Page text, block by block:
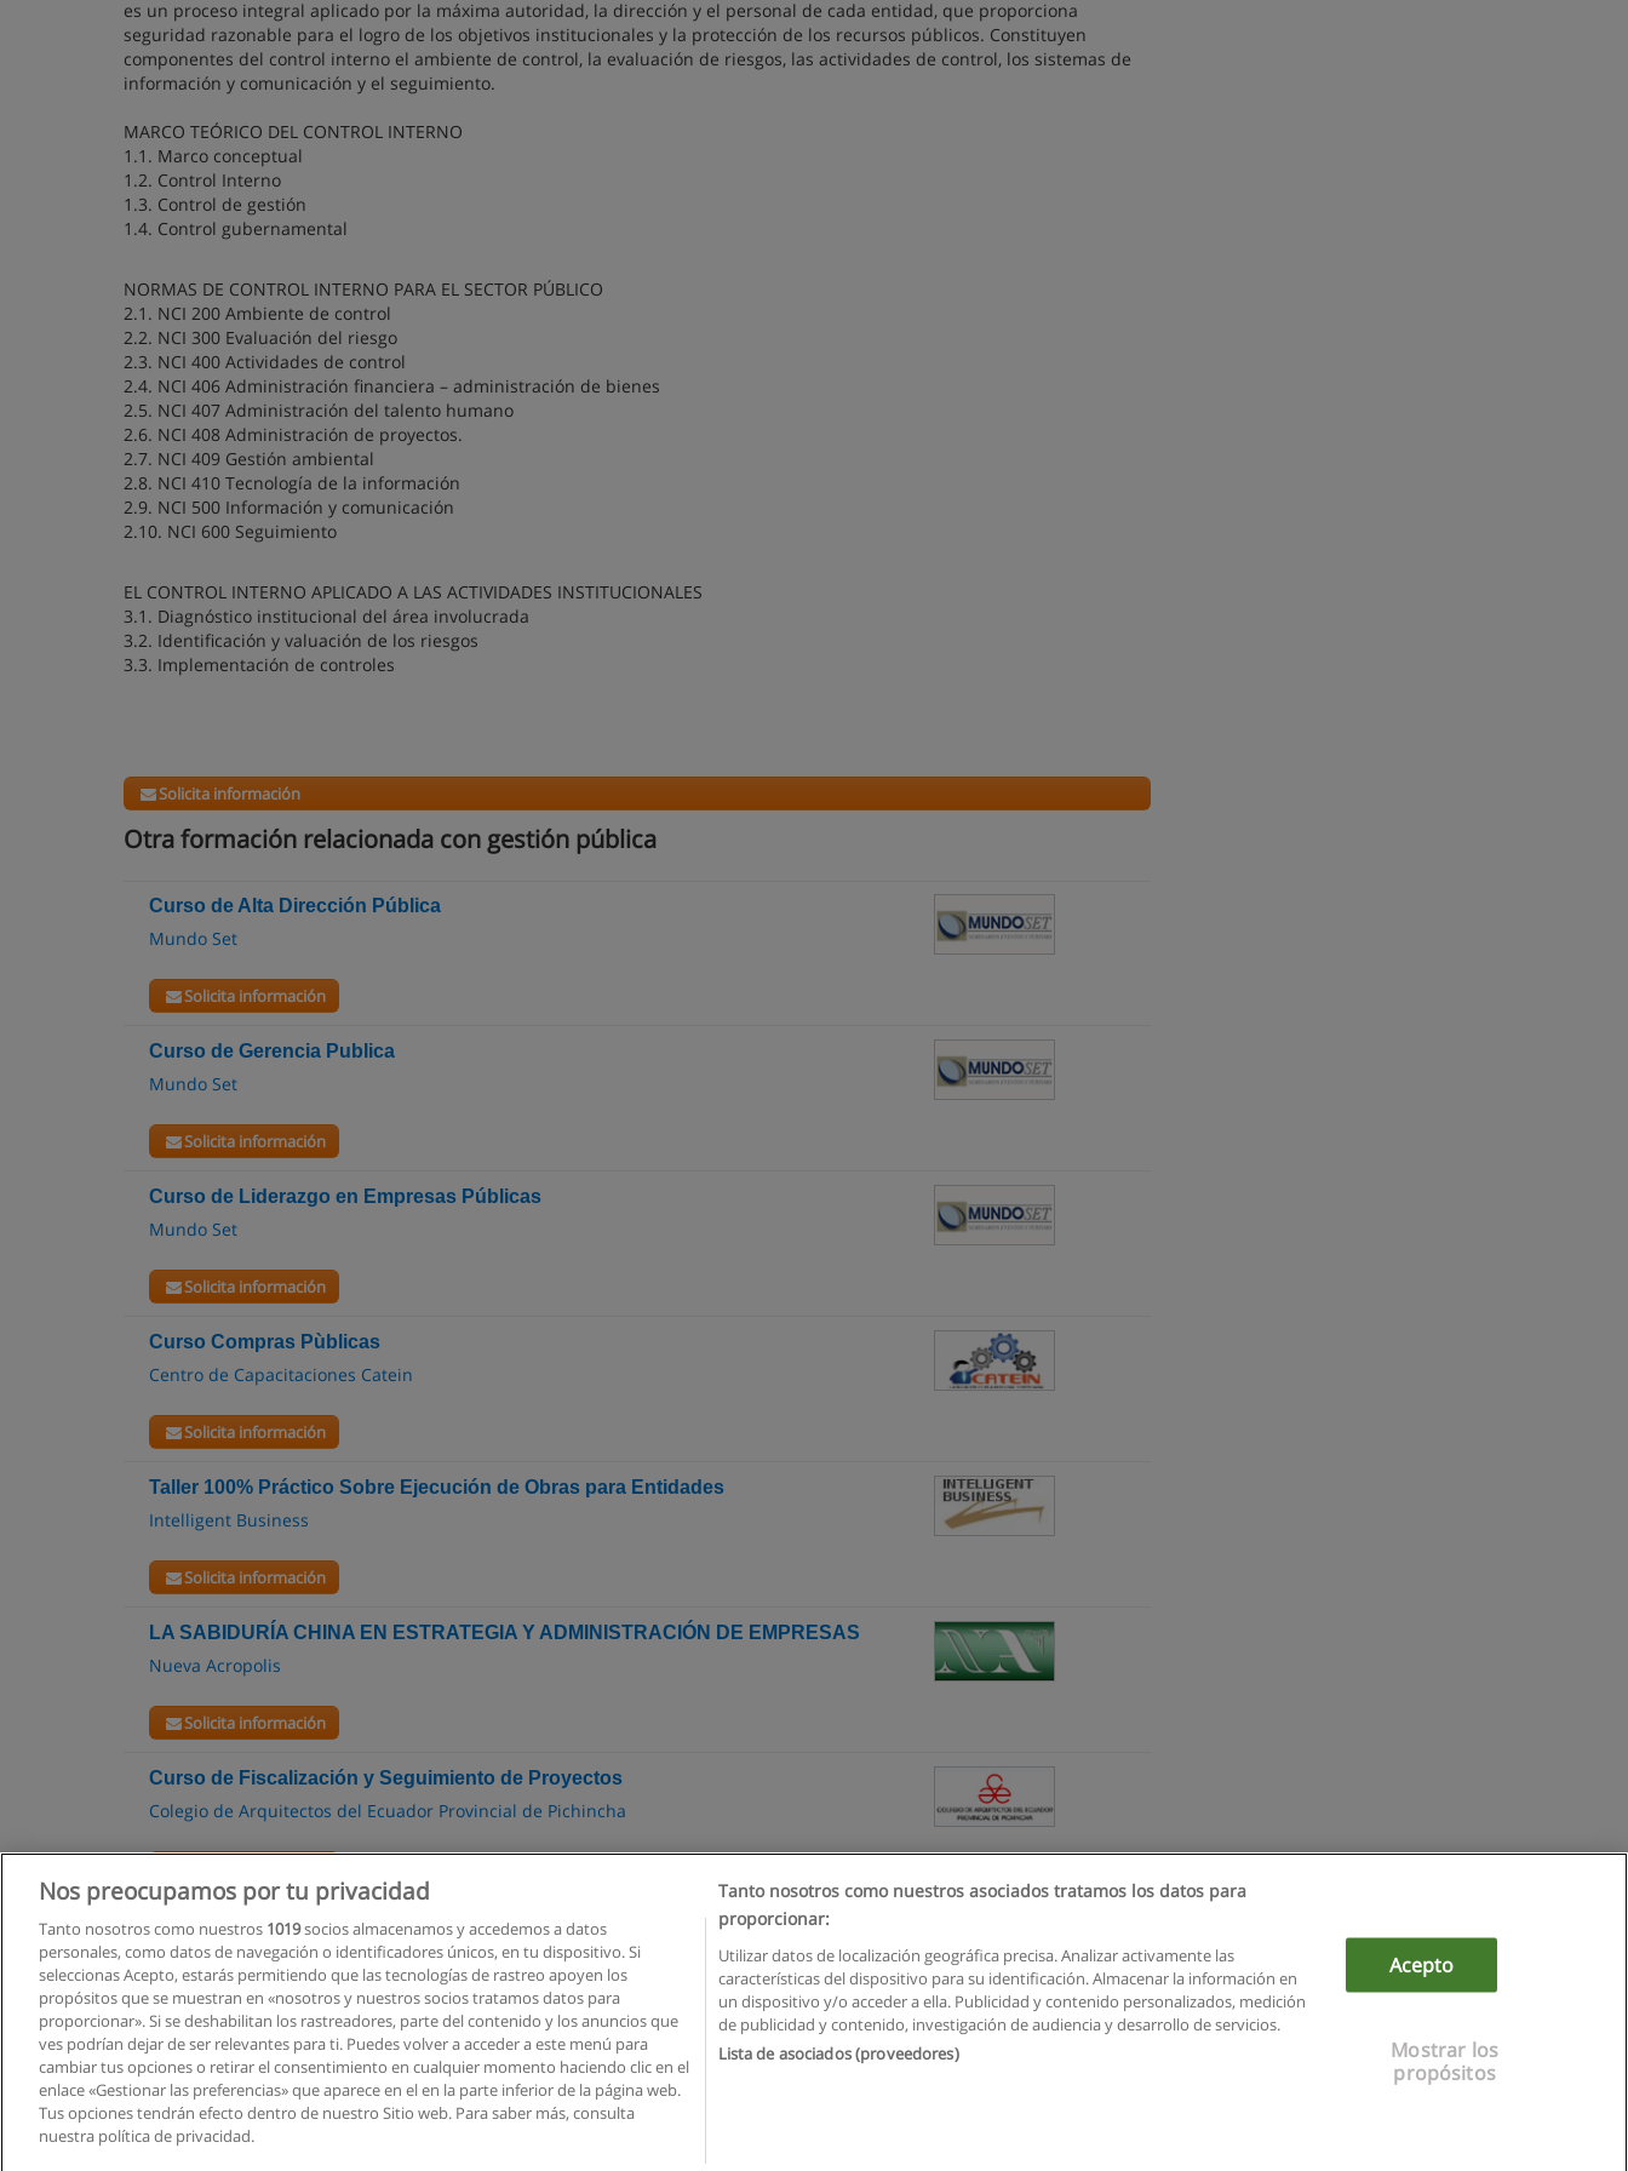
es un proceso integral aplicado por la máxima autoridad, la dirección y el personal de cada entidad, que proporciona
seguridad razonable para el logro de los objetivos institucionales y la protección de los recursos públicos. Constituyen
componentes del control interno el ambiente de control, la evaluación de riesgos, las actividades de control, los sistemas de
información y comunicación y el seguimiento.
MARCO TEÓRICO DEL CONTROL INTERNO
1.1. Marco conceptual
1.2. Control Interno
1.3. Control de gestión
1.4. Control gubernamental
NORMAS DE CONTROL INTERNO PARA EL SECTOR PÚBLICO
2.1. NCI 200 Ambiente de control
2.2. NCI 300 Evaluación del riesgo
2.3. NCI 400 Actividades de control
2.4. NCI 406 Administración financiera – administración de bienes
2.5. NCI 407 Administración del talento humano
2.6. NCI 408 Administración de proyectos.
2.7. NCI 409 Gestión ambiental
2.8. NCI 410 Tecnología de la información
2.9. NCI 500 Información y comunicación
2.10. NCI 600 Seguimiento
EL CONTROL INTERNO APLICADO A LAS ACTIVIDADES INSTITUCIONALES
3.1. Diagnóstico institucional del área involucrada
3.2. Identificación y valuación de los riesgos
3.3. Implementación de controles
Solicita información
Otra formación relacionada con gestión pública
Curso de Alta Dirección Pública
Mundo Set
Solicita información
Curso de Gerencia Publica
Mundo Set
Solicita información
Curso de Liderazgo en Empresas Públicas
Mundo Set
Solicita información
Curso Compras Pùblicas
Centro de Capacitaciones Catein
Solicita información
Taller 100% Práctico Sobre Ejecución de Obras para Entidades
Intelligent Business
Solicita información
LA SABIDURÍA CHINA EN ESTRATEGIA Y ADMINISTRACIÓN DE EMPRESAS
Nueva Acropolis
Solicita información
Curso de Fiscalización y Seguimiento de Proyectos
Colegio de Arquitectos del Ecuador Provincial de Pichincha
Reglas de uso Privacidad de datos Contactar con Educaedu
Copyright © Educaedu Business S.L. - CIF : B-95610580: - www.educaedu.com.ec
Nos preocupamos por tu privacidad
Tanto nosotros como nuestros 1019socios almacenamos y accedemos a datos
personales, como datos de navegación o identificadores únicos, en tu dispositivo. Si
seleccionas Acepto, estarás permitiendo que las tecnologías de rastreo apoyen los
propósitos que se muestran en «nosotros y nuestros socios tratamos datos para
proporcionar». Si se deshabilitan los rastreadores, parte del contenido y los anuncios que
ves podrían dejar de ser relevantes para ti. Puedes volver a acceder a este menú para
cambiar tus opciones o retirar el consentimiento en cualquier momento haciendo clic en el
enlace «Gestionar las preferencias» que aparece en el en la parte inferior de la página web.
Tus opciones tendrán efecto dentro de nuestro Sitio web. Para saber más, consulta
nuestra política de privacidad.
Tanto nosotros como nuestros asociados tratamos los datos para
proporcionar:
Utilizar datos de localización geográfica precisa. Analizar activamente las
características del dispositivo para su identificación. Almacenar la información en
un dispositivo y/o acceder a ella. Publicidad y contenido personalizados, medición
de publicidad y contenido, investigación de audiencia y desarrollo de servicios.
Lista de asociados (proveedores)
Acepto
Mostrar los
propósitos